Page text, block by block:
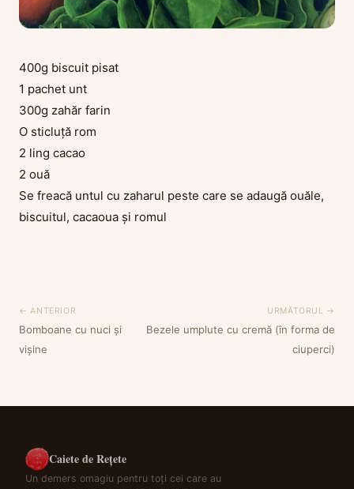
400g biscuit pisat
1 pachet unt
300g zahăr farin
O sticluță rom
2 ling cacao
2 ouă
Se freacă untul cu zaharul peste care se adaugă ouăle,
biscuitul, cacaoua și romul
← ANTERIOR
Bomboane cu nuci și
vișine
URMĂTORUL →
Bezele umplute cu cremă (în forma de
ciuperci)
Caiete de Rețete
Un demers omagiu pentru toți cei care au